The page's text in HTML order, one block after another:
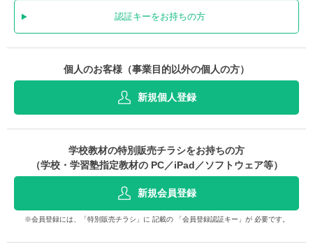
認証キーをお持ちの方
個人のお客様（事業目的以外の個人の方）
新規個人登録
学校教材の特別販売チラシをお持ちの方
（学校・学習塾指定教材の PC／iPad／ソフトウェア等）
新規会員登録
※会員登録には、「特別販売チラシ」に 記載の 「会員登録認証キー」が 必要です。